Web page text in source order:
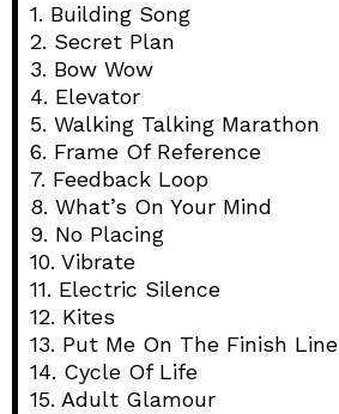
1. Building Song
2. Secret Plan
3. Bow Wow
4. Elevator
5. Walking Talking Marathon
6. Frame Of Reference
7. Feedback Loop
8. What’s On Your Mind
9. No Placing
10. Vibrate
11. Electric Silence
12. Kites
13. Put Me On The Finish Line
14. Cycle Of Life
15. Adult Glamour